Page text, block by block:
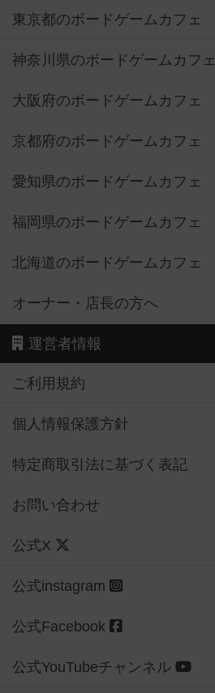
東京都のボードゲームカフェ
神奈川県のボードゲームカフェ
大阪府のボードゲームカフェ
京都府のボードゲームカフェ
愛知県のボードゲームカフェ
福岡県のボードゲームカフェ
北海道のボードゲームカフェ
オーナー・店長の方へ
運営者情報
ご利用規約
個人情報保護方針
特定商取引法に基づく表記
お問い合わせ
公式X
公式instagram
公式Facebook
公式YouTubeチャンネル